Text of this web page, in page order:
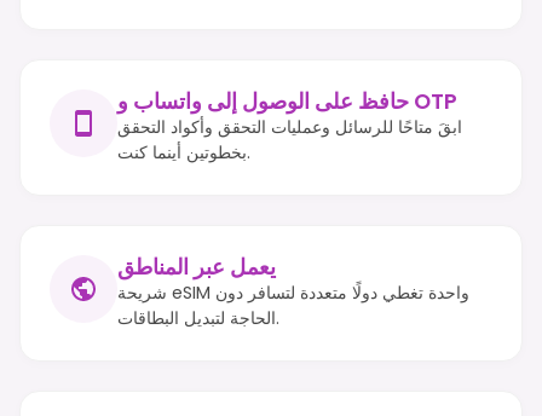
حافظ على الوصول إلى واتساب و OTP
ابقَ متاحًا للرسائل وعمليات التحقق وأكواد التحقق
بخطوتين أينما كنت.
يعمل عبر المناطق
شريحة eSIM واحدة تغطي دولًا متعددة لتسافر دون
الحاجة لتبديل البطاقات.